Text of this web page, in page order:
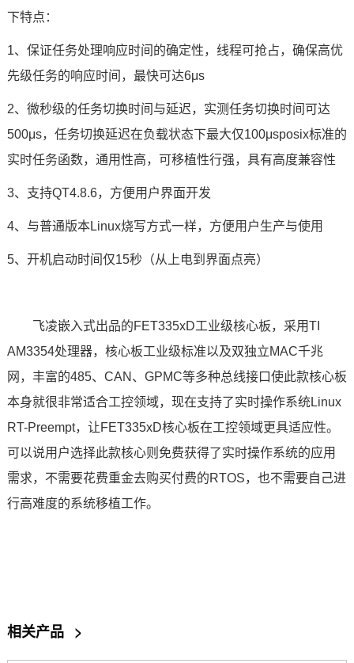
下特点：
1、保证任务处理响应时间的确定性，线程可抢占，确保高优
先级任务的响应时间，最快可达6μs
2、微秒级的任务切换时间与延迟，实测任务切换时间可达
500μs，任务切换延迟在负载状态下最大仅100μsposix标准的
实时任务函数，通用性高，可移植性行强，具有高度兼容性
3、支持QT4.8.6，方便用户界面开发
4、与普通版本Linux烧写方式一样，方便用户生产与使用
5、开机启动时间仅15秒（从上电到界面点亮）
飞凌嵌入式出品的FET335xD工业级核心板，采用TI
AM3354处理器，核心板工业级标准以及双独立MAC千兆
网 ，丰富的485、CAN、GPMC等多种总线接口使此款核心板
本身就很非常适合工控领域，现在支持了实时操作系统Linux
RT-Preempt，让FET335xD核心板在工控领域更具适应性。
可以说用户选择此款核心则免费获得了实时操作系统的应用
需求，不需要花费重金去购买付费的RTOS，也不需要自己进
行高难度的系统移植工作。
相关产品 >